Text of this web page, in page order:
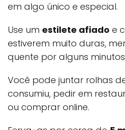
em algo único e especial.
Use um estilete afiado e
estiverem muito duras,
quente por alguns
Você pode juntar rolhas
consumiu, pedir em
ou comprar online.